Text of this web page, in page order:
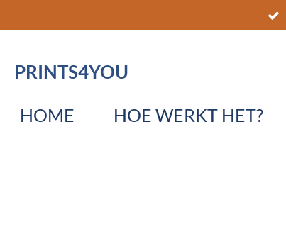
direct
dePRINTS4YOU
HOME HOE WERKT HET?